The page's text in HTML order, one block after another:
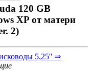
120 GB
XP от матери
2)
5,25'' ⇒